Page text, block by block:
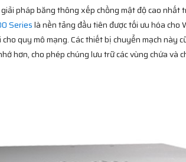
pháp băng thông xếp chồng mật độ cao nhất
Serieslà nền tảng đầu tiên được tối ưu hóa cho
quy mô mạng. Các thiết bị chuyển mạch này
hơn, cho phép chúng lưu trữ các vùng chứa và